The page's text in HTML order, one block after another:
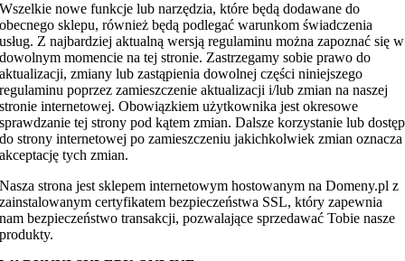
Wszelkie nowe funkcje lub narzędzia, które będą dodawane do
obecnego sklepu, również będą podlegać warunkom świadczenia
usług. Z najbardziej aktualną wersją regulaminu można zapoznać się w
dowolnym momencie na tej stronie. Zastrzegamy sobie prawo do
aktualizacji, zmiany lub zastąpienia dowolnej części niniejszego
regulaminu poprzez zamieszczenie aktualizacji i/lub zmian na naszej
stronie internetowej. Obowiązkiem użytkownika jest okresowe
sprawdzanie tej strony pod kątem zmian. Dalsze korzystanie lub dostęp
do strony internetowej po zamieszczeniu jakichkolwiek zmian oznacza
akceptację tych zmian.
Nasza strona jest sklepem internetowym hostowanym na Domeny.pl z
zainstalowanym certyfikatem bezpieczeństwa SSL, który zapewnia
nam bezpieczeństwo transakcji, pozwalające sprzedawać Tobie nasze
produkty.